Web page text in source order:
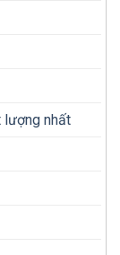
lượng nhất